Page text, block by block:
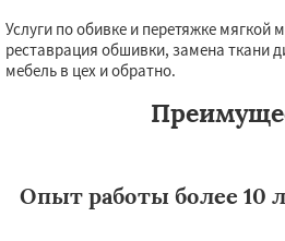
Услуги по обивке и перетяжке мягкой
реставрация обшивки, замена ткани
мебель в цех и обратно.
Опыт работы более 10